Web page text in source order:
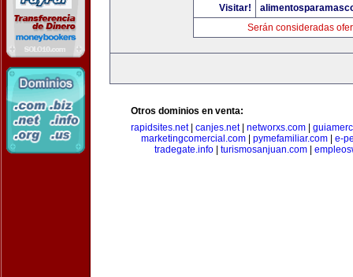
Visitar!
Serán consideradas
Otros dominios en venta:
rapidsites.net| canjes.net| networxs.com
marketingcomercial.com| pymefamiliar.com| e-
tradegate.info| turismosanjuan.com|